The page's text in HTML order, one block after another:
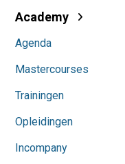
Academy
Agenda
Mastercourses
Trainingen
Opleidingen
Incompany